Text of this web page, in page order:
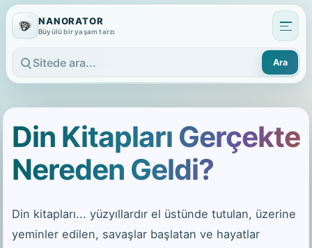
NANORATOR
Büyülü bir yaşam tarzı
Sitede ara
Ara
Din Kitapları Gerçekte
Nereden Geldi?
Din kitapları... yüzyıllardır el üstünde tutulan, üzerine
yeminler edilen, savaşlar başlatan ve hayatlar